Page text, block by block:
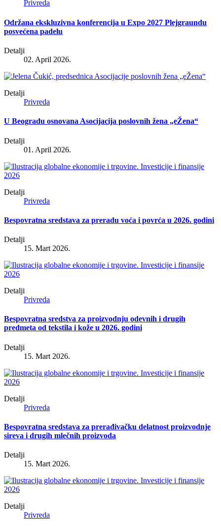
Privreda
Održana ekskluzivna konferencija u Expo 2027 Plejgraundu
posvećena padelu
Detalji
02. April 2026.
Detalji
Privreda
U Beogradu osnovana Asocijacija poslovnih žena „eŽena“
Detalji
01. April 2026.
Detalji
Privreda
Bespovratna sredstava za preradu voća i povrća u 2026. godini
Detalji
15. Mart 2026.
Detalji
Privreda
Bespovratna sredstva za proizvodnju odevnih i drugih
predmeta od tekstila i kože u 2026. godini
Detalji
15. Mart 2026.
Detalji
Privreda
Bespovratna sredstava za prerađivačku delatnost proizvodnje
sireva i drugih mlečnih proizvoda
Detalji
15. Mart 2026.
Detalji
Privreda